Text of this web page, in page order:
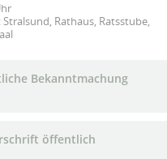
Rathaus, Ratsstube,
Bekanntmachung
öffentlich